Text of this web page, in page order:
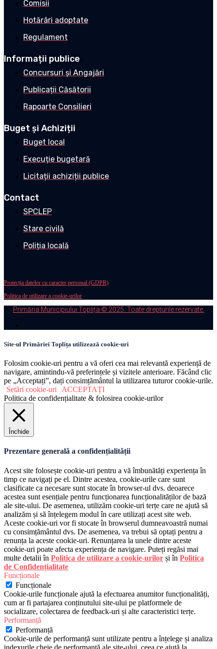
Comisii
Hotărâri adoptate
Regulament
Informații publice
Concursuri și Angajări
Publicații Căsătorii
Rapoarte Consilieri
Buget și Achiziții
Buget local
Execuție bugetară
Licitații achiziții publice
Contact
SPCLEP
Stare civilă
Poliția locală
Protecția datelor cu caracter personal (GDPR)
Politica de utilizare a cookie-urilor
Primăria Municipiului Toplița © 2025. Toate drepturile rezervate.
Site-ul Primăriei Toplița utilizează cookie-uri
Folosim cookie-uri pentru a vă oferi cea mai relevantă experiență de
navigare, amintindu-vă preferințele și vizitele anterioare. Făcând clic
pe „Acceptați”, dați consimțământul la utilizarea tuturor cookie-urile.
Setări cookie-uri
ACCEPTAȚI
Politica de confidențialitate & folosirea cookie-urilor
Închide
Prezentare generală a confidențialității
Acest site folosește cookie-uri pentru a vă îmbunătăți experiența în
timp ce navigați pe el. Dintre acestea, cookie-urile care sunt
clasificate ca necesare sunt stocate în browser-ul dvs. deoarece
acestea sunt esențiale pentru funcționarea funcționalităților de bază
ale site-ului. De asemenea, utilizăm cookie-uri terțe care ne ajută să
analizăm și să înțelegem modul în care utilizați acest site web.
Aceste cookie-uri vor fi stocate în browserul dumneavoastră numai
cu consimțământul dvs. De asemenea, va trebui să optați pentru a
renunța la aceste cookie-uri. Renunțarea la unele dintre aceste
cookie-uri poate afecta experiența de navigare. Puteți regăsi mai
multe detalii în Politica de utilizare a cookie-urilor și în Politica
de Confidențialitate
Funcționale
Funcționale
Cookie-urile funcționale ajută la efectuarea anumitor funcționalități,
cum ar fi partajarea conținutului site-ului pe platformele de
socializare, colectarea de feedback-uri și alte caracteristici terțe.
Performanță
Performanță
Cookie-urile de performanță sunt utilizate pentru a înțelege și analiza
indexurile cheie de performanță ale site-ului, ceea ce ajută la